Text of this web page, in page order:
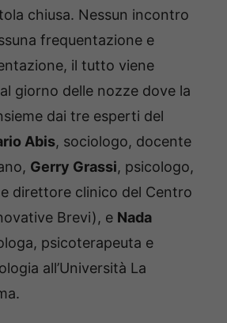
chiusa. Nessun incontro
frequentazione e
il tutto viene
giorno delle nozze dove la
dai tre esperti del
Abis, sociologo, docente
Gerry Grassi, psicologo,
direttore clinico del Centro
Brevi), e Nada
psicoterapeuta e
all’Università La